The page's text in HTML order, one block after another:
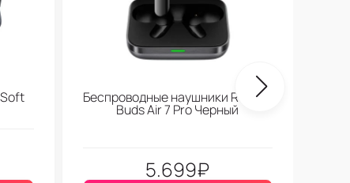
Беспроводные наушники Realme
Buds Air 7 Pro Черный
5.699₽